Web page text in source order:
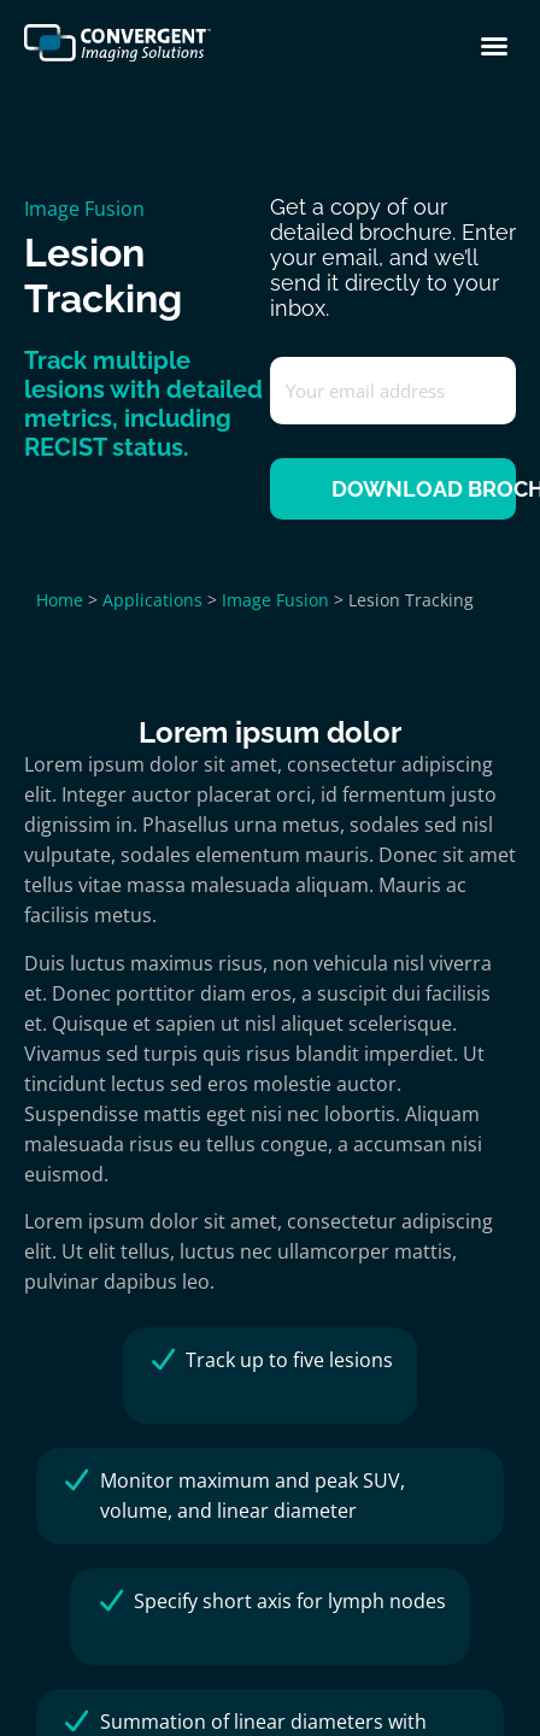
Image Fusion
Lesion
Tracking
Track multiple
lesions with detailed
metrics, including
RECIST status.
Get a copy of our
detailed brochure. Enter
your email, and we’ll
send it directly to your
inbox.
Email
DOWNLOAD
Home > Applications > Image Fusion > Lesion Tracking
Lorem ipsum dolor
Lorem ipsum dolor sit amet, consectetur adipiscing
elit. Integer auctor placerat orci, id fermentum justo
dignissim in. Phasellus urna metus, sodales sed nisl
vulputate, sodales elementum mauris. Donec sit amet
tellus vitae massa malesuada aliquam. Mauris ac
facilisis metus.
Duis luctus maximus risus, non vehicula nisl viverra
et. Donec porttitor diam eros, a suscipit dui facilisis
et. Quisque et sapien ut nisl aliquet scelerisque.
Vivamus sed turpis quis risus blandit imperdiet. Ut
tincidunt lectus sed eros molestie auctor.
Suspendisse mattis eget nisi nec lobortis. Aliquam
malesuada risus eu tellus congue, a accumsan nisi
euismod.
Lorem ipsum dolor sit amet, consectetur adipiscing
elit. Ut elit tellus, luctus nec ullamcorper mattis,
pulvinar dapibus leo.
Track up to five lesions
Monitor maximum and peak SUV,
volume, and linear diameter
Specify short axis for lymph nodes
Summation of linear diameters with